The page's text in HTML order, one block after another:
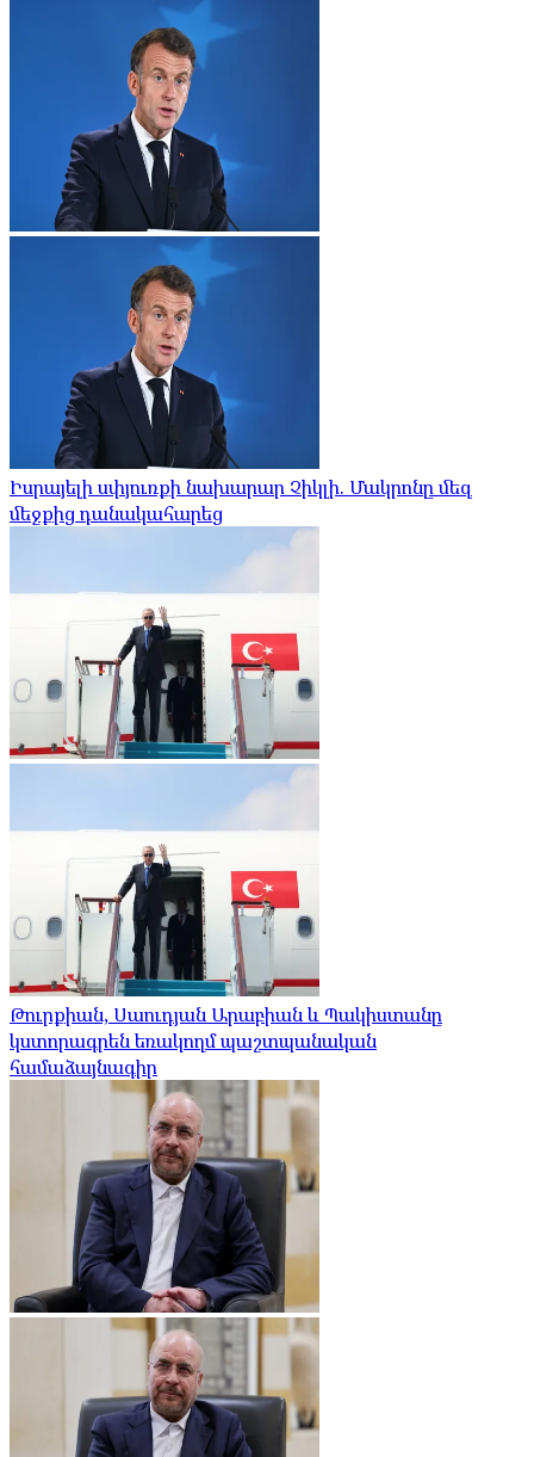
Իսրայելի սփյուռքի նախարար Չիկլի. Մակրոնը մեզ
մեջքից դանակահարեց
Թուրքիան, Սաուդյան Արաբիան և Պակիստանը
կստորագրեն եռակողմ պաշտպանական
համաձայնագիր